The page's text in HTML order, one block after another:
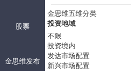
股票
金思维发布
金思维五维分类
投资地域
不限
投资境内
发达市场配置
新兴市场配置